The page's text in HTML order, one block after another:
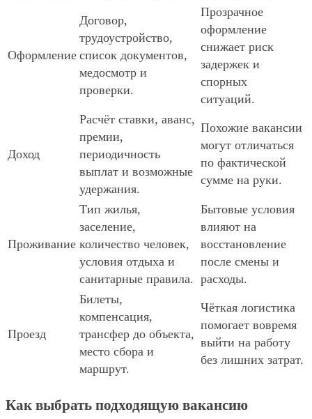
Оформление
Договор,
трудоустройство,
список документов,
медосмотр и
проверки.
Прозрачное
оформление
снижает риск
задержек и
спорных
ситуаций.
Доход
Расчёт ставки, аванс,
премии,
периодичность
выплат и возможные
удержания.
Похожие вакансии
могут отличаться
по фактической
сумме на руки.
Проживание
Тип жилья,
заселение,
количество человек,
условия отдыха и
санитарные правила.
Бытовые условия
влияют на
восстановление
после смены и
расходы.
Проезд
Билеты,
компенсация,
трансфер до объекта,
место сбора и
маршрут.
Чёткая логистика
помогает вовремя
выйти на работу
без лишних затрат.
Как выбрать подходящую вакансию